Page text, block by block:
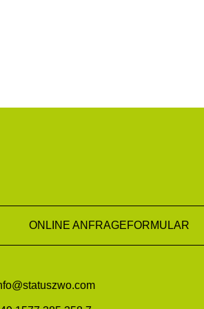
ONLINE ANFRAGEFORMULAR